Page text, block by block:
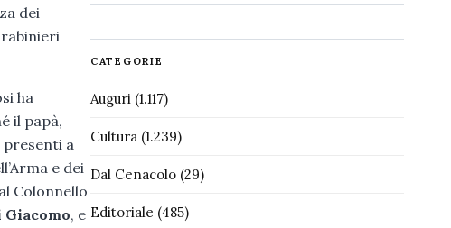
dei
ha
il papà,
presenti a
e dei
Colonnello
Giacomo, e
CATEGORIE
Auguri(1.117)
Cultura(1.239)
Dal Cenacolo(29)
Editoriale (485)